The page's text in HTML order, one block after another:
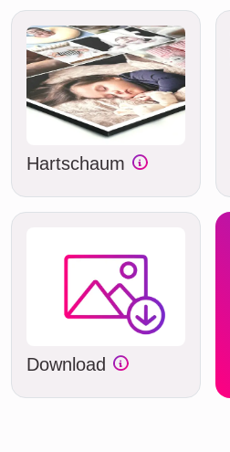
Hartschaum
Download